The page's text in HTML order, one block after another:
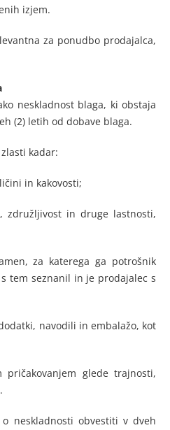
izjem.
za ponudbo prodajalca,
neskladnost blaga, ki obstaja
(2) letih od dobave blaga.
kadar:
in kakovosti;
in druge lastnosti,
za katerega ga potrošnik
tem seznanil in je prodajalec s
navodili in embalažo, kot
glede trajnosti,
neskladnosti obvestiti v dveh